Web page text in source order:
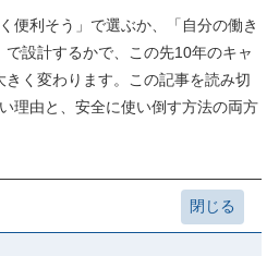
便利そう」で選ぶか、「自分の働き
設計するかで、この先10年のキャ
く変わります。この記事を読み切
理由と、安全に使い倒す方法の両方